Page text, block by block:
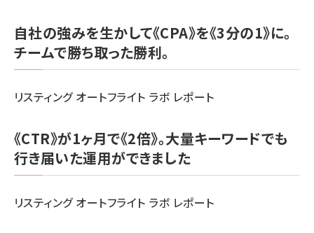
自社の強みを生かして《CPA》を《3分の1》に。
チームで勝ち取った勝利。
リスティング オートフライト ラボ レポート
《CTR》が1ヶ月で《2倍》。大量キーワードでも
行き届いた運用ができました
リスティング オートフライト ラボ レポート